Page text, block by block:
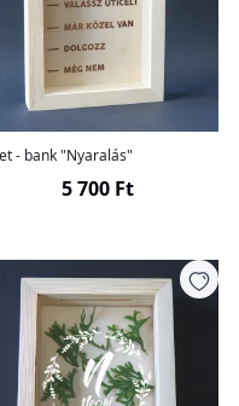
- bank "Nyaralás"
5 700 Ft